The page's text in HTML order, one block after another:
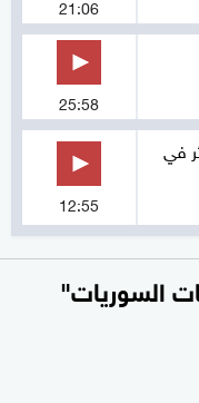
21:06
25:58
في
12:55
السوريات"